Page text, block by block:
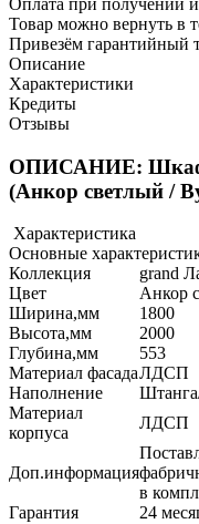
Товар можно вернуть в
Привезём гарантийный
Описание
Характеристики
Кредиты
Отзывы
ОПИСАНИЕ: Шкаф
(Анкор светлый /
Характеристика
Основные
Коллекция
grand
Цвет
Анкор
Ширина,мм
1800
Высота,мм
2000
Глубина,мм
553
Материал фасадаЛДСП
Наполнение
Материал
корпуса
ЛДСП
Доп.информация
в
Гарантия
24